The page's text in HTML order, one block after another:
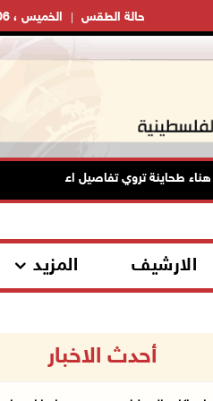
الخميس ، 06 آب ، 2026 حالة الطقس
طحاينة تروي تفاصيل اعتقالها: حُرمت من
الارشيف المزيد
أحدث الاخبار